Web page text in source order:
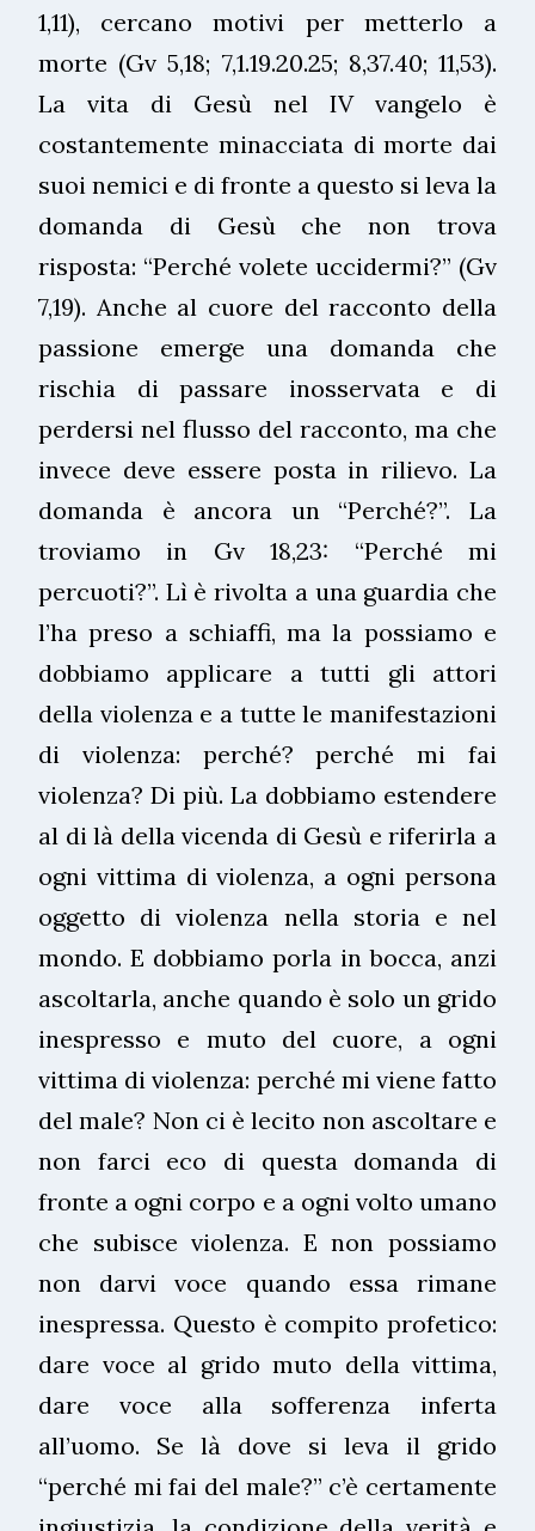
1,11), cercano motivi per metterlo a
morte (Gv 5,18; 7,1.19.20.25; 8,37.40; 11,53).
La vita di Gesù nel IV vangelo è
costantemente minacciata di morte dai
suoi nemici e di fronte a questo si leva la
domanda di Gesù che non trova
risposta: “Perché volete uccidermi?” (Gv
7,19). Anche al cuore del racconto della
passione emerge una domanda che
rischia di passare inosservata e di
perdersi nel flusso del racconto, ma che
invece deve essere posta in rilievo. La
domanda è ancora un “Perché?”. La
troviamo in Gv 18,23: “Perché mi
percuoti?”. Lì è rivolta a una guardia che
l’ha preso a schiaffi, ma la possiamo e
dobbiamo applicare a tutti gli attori
della violenza e a tutte le manifestazioni
di violenza: perché? perché mi fai
violenza? Di più. La dobbiamo estendere
al di là della vicenda di Gesù e riferirla a
ogni vittima di violenza, a ogni persona
oggetto di violenza nella storia e nel
mondo. E dobbiamo porla in bocca, anzi
ascoltarla, anche quando è solo un grido
inespresso e muto del cuore, a ogni
vittima di violenza: perché mi viene fatto
del male? Non ci è lecito non ascoltare e
non farci eco di questa domanda di
fronte a ogni corpo e a ogni volto umano
che subisce violenza. E non possiamo
non darvi voce quando essa rimane
inespressa. Questo è compito profetico:
dare voce al grido muto della vittima,
dare voce alla sofferenza inferta
all’uomo. Se là dove si leva il grido
“perché mi fai del male?” c’è certamente